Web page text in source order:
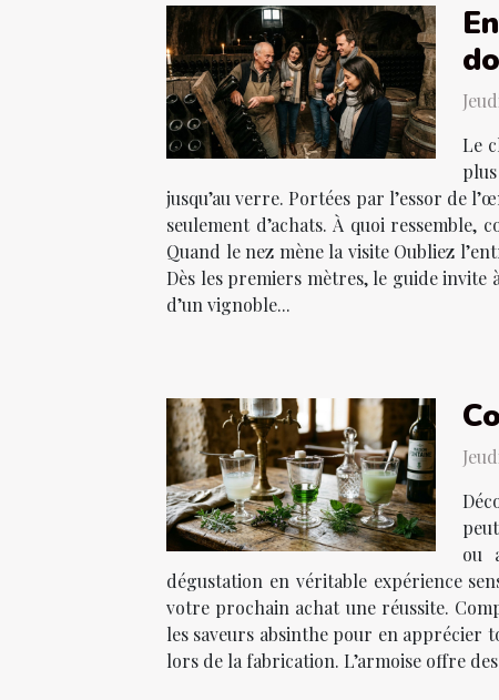
Le
jusqu’au verre. Portées par l’essor de
seulement d’achats. À quoi
Quand le nez mène la visite Oubliez
Dès les premiers mètres, le guide
d’un vignoble...
ou
dégustation en véritable expérience
votre prochain achat une réussite.
les saveurs absinthe pour en apprécier
lors de la fabrication. L’armoise offre